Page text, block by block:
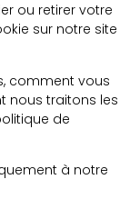
ou retirer votre
sur notre site
comment vous
nous traitons les
de
à notre